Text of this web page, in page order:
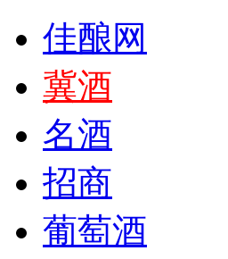
佳酿网
冀酒
名酒
招商
葡萄酒